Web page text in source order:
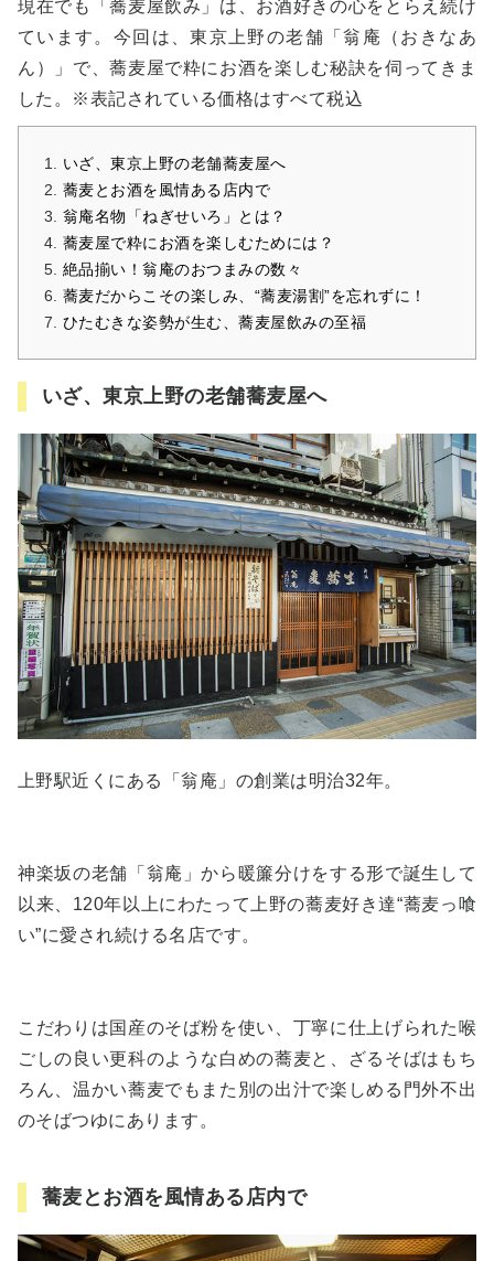
現在でも「蕎麦屋飲み」は、お酒好きの心をとらえ続け
ています。今回は、東京上野の老舗「翁庵（おきなあ
ん）」で、蕎麦屋で粋にお酒を楽しむ秘訣を伺ってきま
した。※表記されている価格はすべて税込
いざ、東京上野の老舗蕎麦屋へ
蕎麦とお酒を風情ある店内で
翁庵名物「ねぎせいろ」とは？
蕎麦屋で粋にお酒を楽しむためには？
絶品揃い！翁庵のおつまみの数々
蕎麦だからこその楽しみ、“蕎麦湯割”を忘れずに！
ひたむきな姿勢が生む、蕎麦屋飲みの至福
いざ、東京上野の老舗蕎麦屋へ
上野駅近くにある「翁庵」の創業は明治32年。
神楽坂の老舗「翁庵」から暖簾分けをする形で誕生して
以来、120年以上にわたって上野の蕎麦好き達“蕎麦っ喰
い”に愛され続ける名店です。
こだわりは国産のそば粉を使い、丁寧に仕上げられた喉
ごしの良い更科のような白めの蕎麦と、ざるそばはもち
ろん、温かい蕎麦でもまた別の出汁で楽しめる門外不出
のそばつゆにあります。
蕎麦とお酒を風情ある店内で